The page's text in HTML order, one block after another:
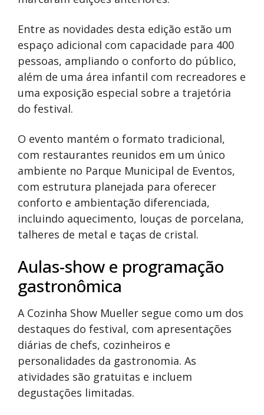
Entre as novidades desta edição estão um
espaço adicional com capacidade para 400
pessoas, ampliando o conforto do público,
além de uma área infantil com recreadores e
uma exposição especial sobre a trajetória
do festival.
O evento mantém o formato tradicional,
com restaurantes reunidos em um único
ambiente no Parque Municipal de Eventos,
com estrutura planejada para oferecer
conforto e ambientação diferenciada,
incluindo aquecimento, louças de porcelana,
talheres de metal e taças de cristal.
Aulas-show e programação
gastronômica
A Cozinha Show Mueller segue como um dos
destaques do festival, com apresentações
diárias de chefs, cozinheiros e
personalidades da gastronomia. As
atividades são gratuitas e incluem
degustações limitadas.